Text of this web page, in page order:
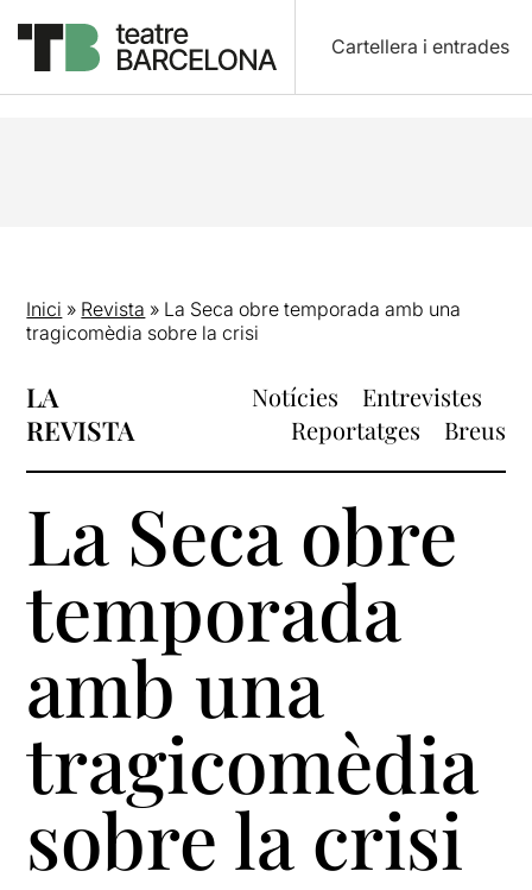
Cartellera i entrades
Inici » Revista » La Seca obre temporada amb una
tragicomèdia sobre la crisi
LA
REVISTA
Notícies
Entrevistes
Reportatges
Breus
La Seca obre
temporada
amb una
tragicomèdia
sobre la crisi